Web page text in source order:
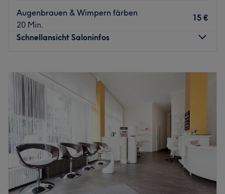
Augenbrauen & Wimpern färben
20 Min.
15 €
Schnellansicht Saloninfos
Dienstag
–
Mittwoch
Donnerstag
09:00
Freitag
09:00
20:00
Samstag
09:00
20:00
Sonntag
Geschlossen
Willkommen bei Alfa Friseur Damen & Herren in
Hamburg. In diesem Friseursalon erwarten dich
erstklassige Behandlungen mit hochwertigen Produkten